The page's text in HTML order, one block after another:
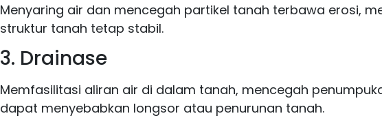
Menyaring air dan mencegah partikel tanah terbawa erosi,
struktur tanah tetap stabil.
3. Drainase
Memfasilitasi aliran air di dalam tanah, mencegah
dapat menyebabkan longsor atau penurunan tanah.